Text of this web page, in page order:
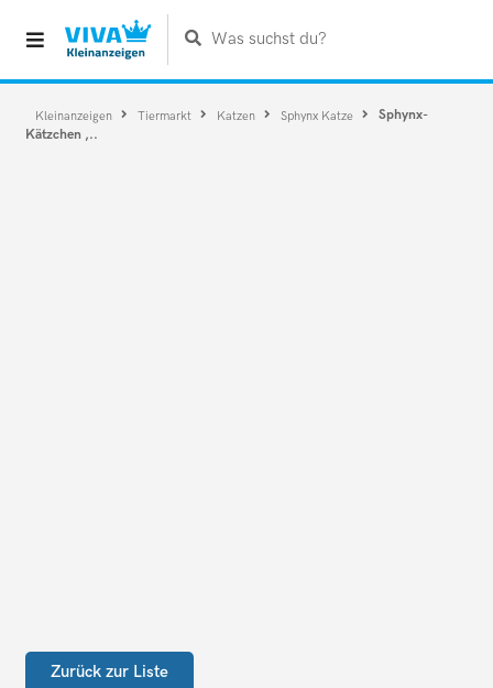
Was suchst du?
Kleinanzeigen Tiermarkt Katzen Sphynx Katze
Sphynx-
Kätzchen ,..
Zurück zur Liste